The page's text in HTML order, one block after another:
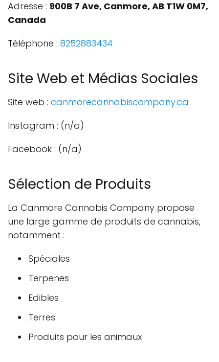
Adresse : 900B 7 Ave, Canmore, AB T1W 0M7,
Canada
Téléphone : 8252883434
Site Web et Médias Sociales
Site web : canmorecannabiscompany.ca
Instagram : (n/a)
Facebook : (n/a)
Sélection de Produits
La Canmore Cannabis Company propose
une large gamme de produits de cannabis,
notamment :
Spéciales
Terpenes
Edibles
Terres
Produits pour les animaux